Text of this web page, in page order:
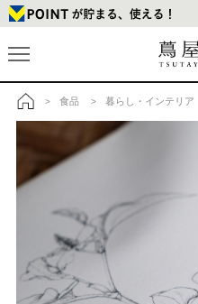
トップ
> 食品 > 暮らし・インテリア